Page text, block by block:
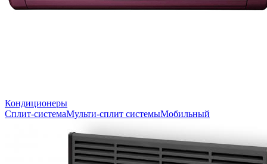
Кондиционеры
Сплит-системаМульти-сплит системыМобильный